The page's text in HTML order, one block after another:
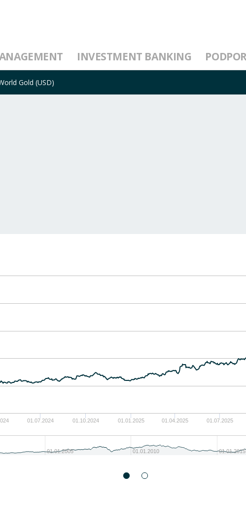
INVESTMENT BANKING
Gold (USD)
01.07.2024 01.10.2024 01.01.2025 01.04.2025 01.07.2025
01.01.2005 01.01.2010 01.01.2015